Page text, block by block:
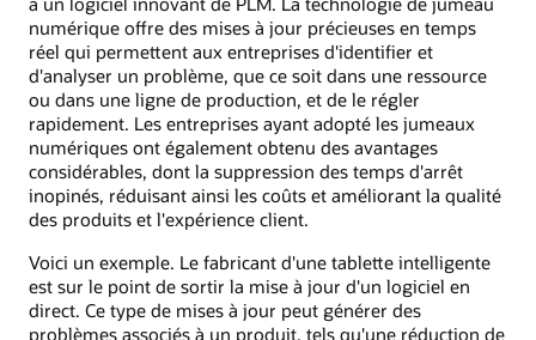
numérique offre des mises à jour précieuses en temps
réel qui permettent aux entreprises d'identifier et
d'analyser un problème, que ce soit dans une ressource
ou dans une ligne de production, et de le régler
rapidement. Les entreprises ayant adopté les jumeaux
numériques ont également obtenu des avantages
considérables, dont la suppression des temps d'arrêt
inopinés, réduisant ainsi les coûts et améliorant la qualité
des produits et l'expérience client.
Voici un exemple. Le fabricant d'une tablette intelligente
est sur le point de sortir la mise à jour d'un logiciel en
direct. Ce type de mises à jour peut générer des
problèmes associés à un produit, tels qu'une réduction de